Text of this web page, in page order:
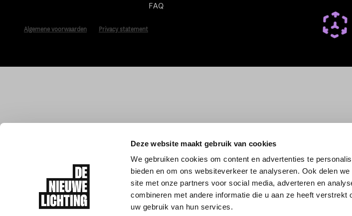
Deze website maakt gebruik van cookies
We gebruiken cookies om content en advertenties te
bieden en om ons websiteverkeer te analyseren. Ook delen
site met onze partners voor social media, adverteren en
combineren met andere informatie die u aan ze heeft
uw gebruik van hun services.
FAQ
Algemene voorwaarden Privacy statement